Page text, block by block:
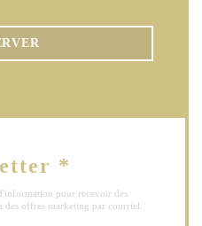
*
pour recevoir des
des offres marketing par courriel.